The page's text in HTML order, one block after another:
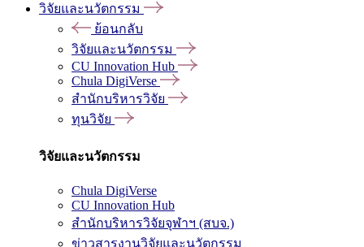
วิจัยและนวัตกรรม
ย้อนกลับ
วิจัยและนวัตกรรม
CU Innovation Hub
Chula DigiVerse
สำนักบริหารวิจัย
ทุนวิจัย
วิจัยและนวัตกรรม
Chula DigiVerse
CU Innovation Hub
สำนักบริหารวิจัยจุฬาฯ (สบจ.)
ข่าวสารงานวิจัยและนวัตกรรม